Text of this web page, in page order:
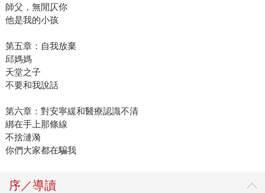
師父，無閒仄你
他是我的小孩
第五章：自我放棄
邱媽媽
天堂之子
不要和我說話
第六章：對安寧緩和醫療認識不清
綁在手上那條線
不捨漣漪
你們大家都在騙我
序／導讀